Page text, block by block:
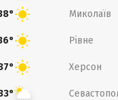
Миколаїв
Рівне
Херсон